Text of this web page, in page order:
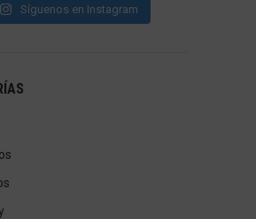
Síguenos en Instagram